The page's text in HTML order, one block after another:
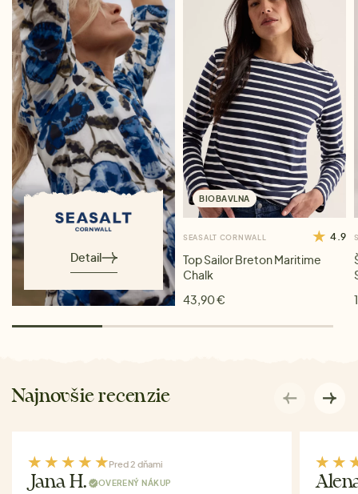
Detail
BIOBAVLNA
SEASALT CORNWALL 4.9
Top Sailor Breton Maritime
Chalk
43,90 €
Najnovšie recenzie
Pred 2 dňami
Jana H. OVERENÝ NÁKUP